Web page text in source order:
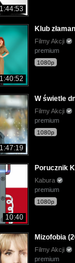
Klub
Filmy Akcji
premium
1080p
W świetle
Filmy Akcji
premium
1080p
10:40
Porucznik
Kabura
premium
1080p
Mizofobia
Filmy Akcji
premium